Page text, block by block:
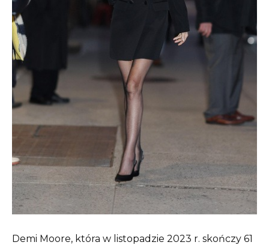
Demi Moore, która w listopadzie 2023 r. skończy 61